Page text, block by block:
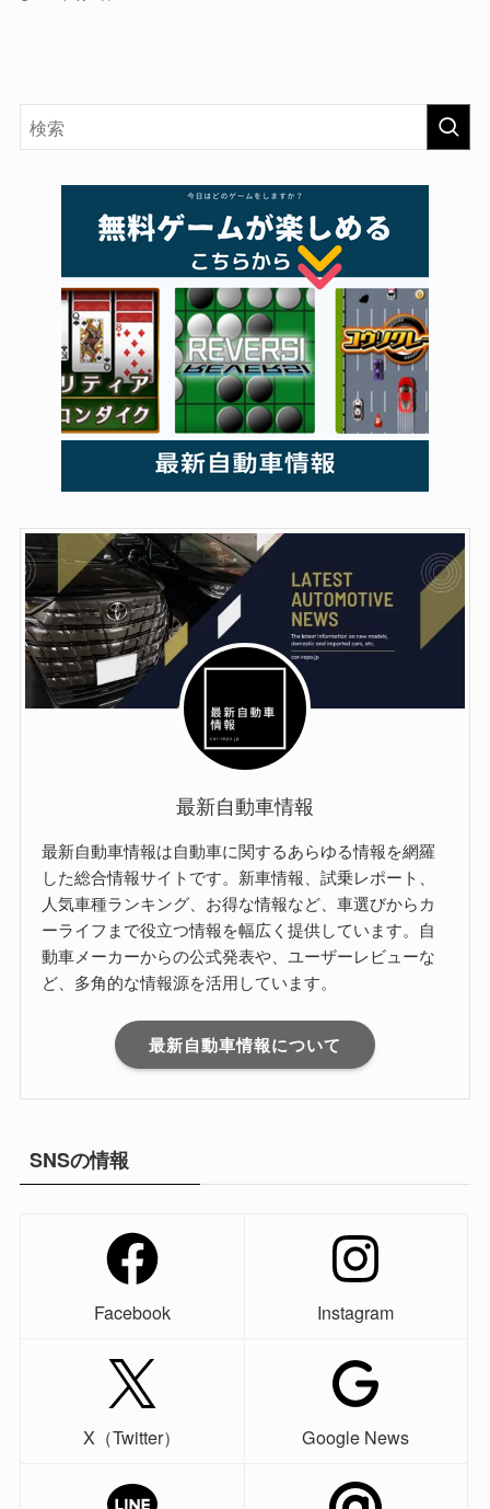
最新自動車情報
最新自動車情報は自動車に関するあらゆる情報を網羅
した総合情報サイトです。新車情報、試乗レポート、
人気車種ランキング、お得な情報など、車選びからカ
ーライフまで役立つ情報を幅広く提供しています。自
動車メーカーからの公式発表や、ユーザーレビューな
ど、多角的な情報源を活用しています。
最新自動車情報について
SNSの情報
Facebook Instagram
X（Twitter） Google News